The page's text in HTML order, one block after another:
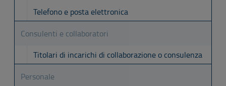
Telefono e posta elettronica
Consulenti e collaboratori
Titolari di incarichi di collaborazione o consulenza
Personale